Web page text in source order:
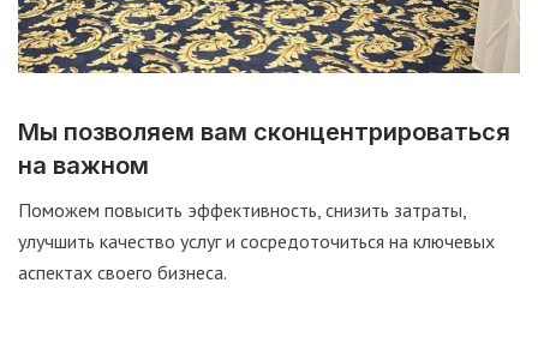
Мы позволяем вам сконцентрироваться
на важном
Поможем повысить эффективность, снизить затраты,
улучшить качество услуг и сосредоточиться на ключевых
аспектах своего бизнеса.